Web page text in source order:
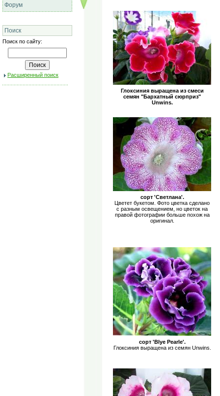
Форум
Поиск
Поиск по сайту:
Расширенный поиск
Глоксиния выращена из смеси
семян "Бархатный сюрприз"
Unwins.
сорт 'Светлана'.
Цветет букетом. Фото цветка сделано
с разным освещением, но цветок на
правой фотографии больше похож на
оригинал.
сорт 'Blye Pearle'.
Глоксиния выращена из семян Unwins.